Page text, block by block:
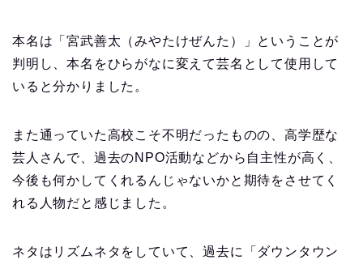
本名は「宮武善太（みやたけぜんた）」ということが
判明し、本名をひらがなに変えて芸名として使用して
いると分かりました。
また通っていた高校こそ不明だったものの、高学歴な
芸人さんで、過去のNPO活動などから自主性が高く、
今後も何かしてくれるんじゃないかと期待をさせてく
れる人物だと感じました。
ネタはリズムネタをしていて、過去に「ダウンタウン